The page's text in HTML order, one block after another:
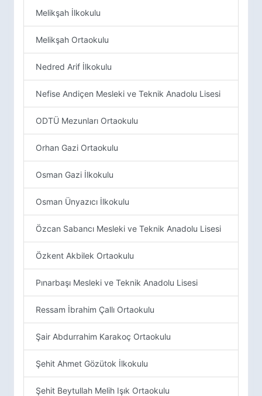
Melikşah İlkokulu
Melikşah Ortaokulu
Nedred Arif İlkokulu
Nefise Andiçen Mesleki ve Teknik Anadolu Lisesi
ODTÜ Mezunları Ortaokulu
Orhan Gazi Ortaokulu
Osman Gazi İlkokulu
Osman Ünyazıcı İlkokulu
Özcan Sabancı Mesleki ve Teknik Anadolu Lisesi
Özkent Akbilek Ortaokulu
Pınarbaşı Mesleki ve Teknik Anadolu Lisesi
Ressam İbrahim Çallı Ortaokulu
Şair Abdurrahim Karakoç Ortaokulu
Şehit Ahmet Gözütok İlkokulu
Şehit Beytullah Melih Işık Ortaokulu